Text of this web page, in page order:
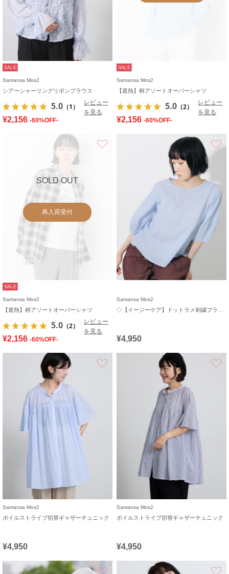
SALE
Samansa Mos2
シアーシャーリングリボンブラウス
5.0 （1）
レビュー
を見る
¥2,156 -60%OFF-
SALE
Samansa Mos2
【遮熱】柄アソートオーバーシャツ
5.0 （2）
レビュー
を見る
¥2,156 -60%OFF-
SOLD OUT
再入荷受付
SALE
Samansa Mos2
【遮熱】柄アソートオーバーシャツ
5.0 （2）
レビュー
を見る
¥2,156 -60%OFF-
Samansa Mos2
¥4,950
Samansa Mos2
ボイルストライプ切替ギャザーチュニック
¥4,950
Samansa Mos2
ボイルストライプ切替ギャザーチュニック
¥4,950